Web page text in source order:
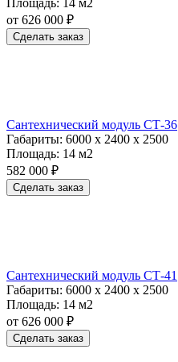
от 626 000 ₽
Сделать заказ
Сантехнический модуль СТ-36
Габариты: 6000 х 2400 х 2500
Площадь: 14 м2
582 000 ₽
Сделать заказ
Сантехнический модуль СТ-41
Габариты: 6000 х 2400 х 2500
Площадь: 14 м2
от 626 000 ₽
Сделать заказ